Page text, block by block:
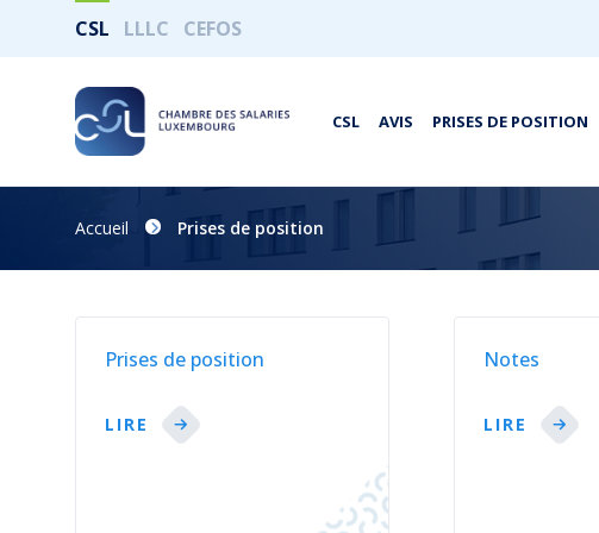
CSL LLLC CEFOS
CSL AVIS PRISES DE POSITION
Accueil Prises de position
Prises de position
LIRE
Notes
LIRE